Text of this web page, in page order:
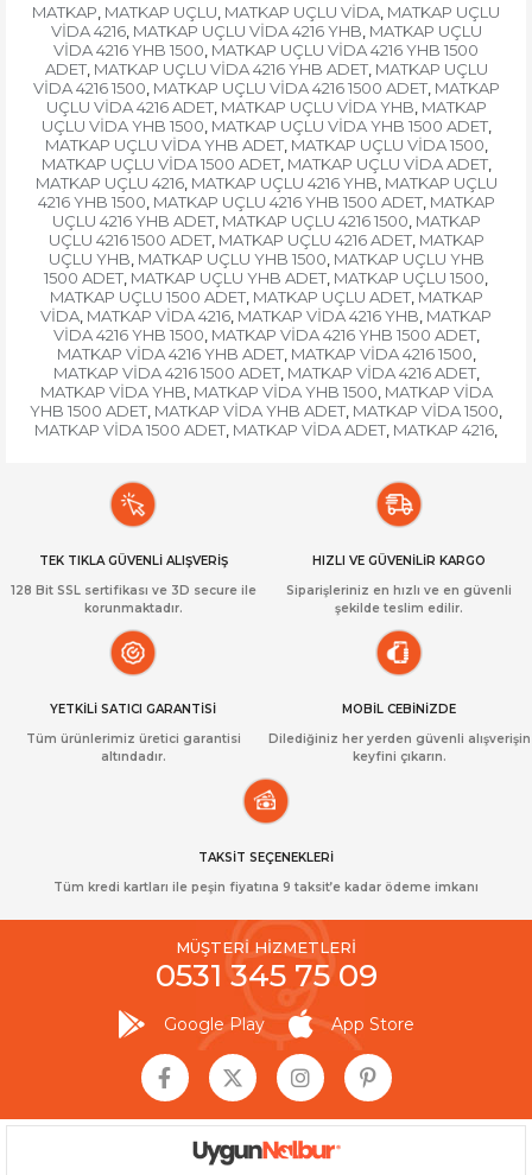
MATKAP MATKAP UÇLU MATKAP UÇLU VİDA MATKAP UÇLU
VİDA 4216, MATKAP UÇLU VİDA 4216 YHB MATKAP UÇLU
VİDA 4216 YHB 1500 MATKAP UÇLU VİDA 4216 YHB 1500
ADET, MATKAP UÇLU VİDA 4216 YHB ADET, MATKAP UÇLU
VİDA 4216 1500 MATKAP UÇLU VİDA 4216 1500 ADET, MATKAP
UÇLU VİDA 4216 ADET, MATKAP UÇLU VİDA YHB MATKAP
UÇLU VİDA YHB 1500 MATKAP UÇLU VİDA YHB 1500 ADET,
MATKAP UÇLU VİDA YHB ADET, MATKAP UÇLU VİDA 1500
MATKAP UÇLU VİDA 1500 ADET, MATKAP UÇLU VİDA ADET,
MATKAP UÇLU 4216, MATKAP UÇLU 4216 YHB MATKAP UÇLU
4216 YHB 1500 MATKAP UÇLU 4216 YHB 1500 ADET, MATKAP
UÇLU 4216 YHB ADET, MATKAP UÇLU 4216 1500 MATKAP
UÇLU 4216 1500 ADET, MATKAP UÇLU 4216 ADET, MATKAP
UÇLU YHB MATKAP UÇLU YHB 1500 MATKAP UÇLU YHB
1500 ADET MATKAP UÇLU YHB ADET MATKAP UÇLU 1500
MATKAP UÇLU 1500 ADET, MATKAP UÇLU ADET, MATKAP
VİDA MATKAP VİDA 4216 MATKAP VİDA 4216 YHB MATKAP
VİDA 4216 YHB 1500 MATKAP VİDA 4216 YHB 1500 ADET,
MATKAP VİDA 4216 YHB ADET, MATKAP VİDA 4216 1500
MATKAP VİDA 4216 1500 ADET, MATKAP VİDA 4216 ADET,
MATKAP VİDA YHB MATKAP VİDA YHB 1500 MATKAP VİDA
YHB 1500 ADET MATKAP VİDA YHB ADET MATKAP VİDA 1500
MATKAP VİDA 1500 ADET MATKAP VİDA ADET MATKAP 4216
TEK TIKLA GÜVENLİ ALIŞVERİŞ
128 Bit SSL sertifikası ve 3D secure ile
korunmaktadır.
HIZLI VE GÜVENİLİR KARGO
Siparişleriniz en hızlı ve en güvenli
şekilde teslim edilir.
YETKİLİ SATICI GARANTİSİ
Tüm ürünlerimiz üretici garantisi
altındadır.
MOBİL CEBİNİZDE
Dilediğiniz her yerden güvenli alışverişin
keyfini çıkarın.
TAKSİT SEÇENEKLERİ
Tüm kredi kartları ile peşin fiyatına 9 taksit’e kadar ödeme imkanı
MÜŞTERİ HİZMETLERİ
0531 345 75 09
Google Play App Store